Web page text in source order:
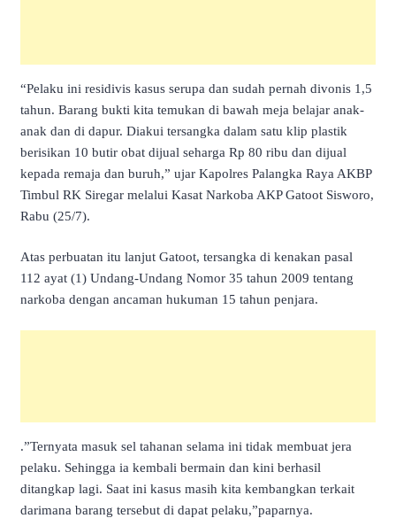
“Pelaku ini residivis kasus serupa dan sudah pernah divonis 1,5
tahun. Barang bukti kita temukan di bawah meja belajar anak-
anak dan di dapur. Diakui tersangka dalam satu klip plastik
berisikan 10 butir obat dijual seharga Rp 80 ribu dan dijual
kepada remaja dan buruh,” ujar Kapolres Palangka Raya AKBP
Timbul RK Siregar melalui Kasat Narkoba AKP Gatoot Sisworo,
Rabu (25/7).
Atas perbuatan itu lanjut Gatoot, tersangka di kenakan pasal
112 ayat (1) Undang-Undang Nomor 35 tahun 2009 tentang
narkoba dengan ancaman hukuman 15 tahun penjara.
.”Ternyata masuk sel tahanan selama ini tidak membuat jera
pelaku. Sehingga ia kembali bermain dan kini berhasil
ditangkap lagi. Saat ini kasus masih kita kembangkan terkait
darimana barang tersebut di dapat pelaku,”paparnya.